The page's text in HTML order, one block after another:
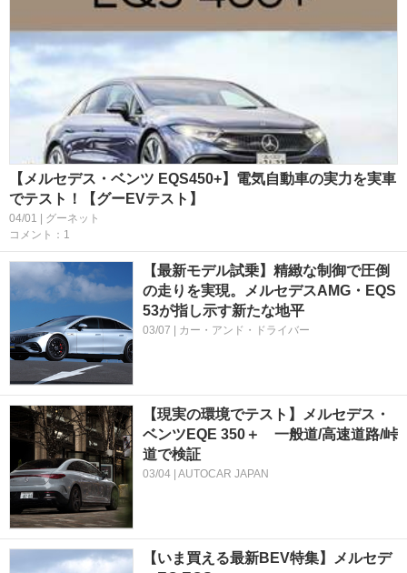
【メルセデス・ベンツ EQS450+】電気自動車の実力を実車
でテスト！【グーEVテスト】
04/01 | グーネット
コメント：1
【最新モデル試乗】精緻な制御で圧倒
の走りを実現。メルセデスAMG・EQS
53が指し示す新たな地平
03/07 | カー・アンド・ドライバー
【現実の環境でテスト】メルセデス・
ベンツEQE 350＋ 一般道/高速道路/峠
道で検証
03/04 | AUTOCAR JAPAN
【いま買える最新BEV特集】メルセデ